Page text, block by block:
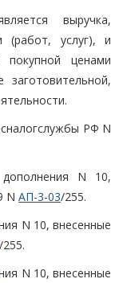
выручка,
(работ, услуг), и
ценами
заготовительной,
РФ N
N 10,
N АП-3-03/255.
N 10, внесенные
/255.
N 10, внесенные